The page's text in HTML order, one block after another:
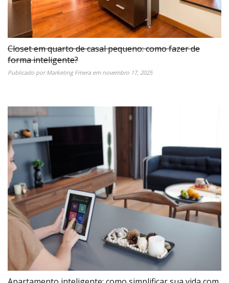
Closet em quarto de casal pequeno: como fazer de
forma inteligente?
Publicado porMarketing Fmeraem novembro 17, 2025